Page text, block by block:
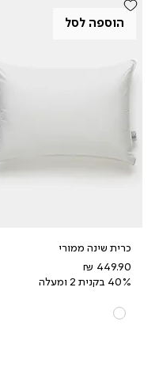
הוספה לסל
כרית שינה ממורי
מחיר
40% בקנית 2 ומעלה